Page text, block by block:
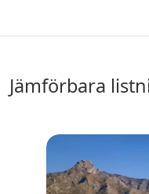
jämförbara